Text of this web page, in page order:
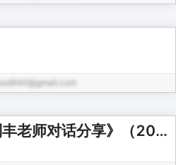
生命科学 |《刘丰老师对话分享》（2021——2022）